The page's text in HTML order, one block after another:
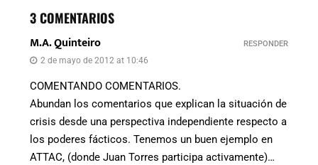
3 COMENTARIOS
M.A. Quinteiro
2 de mayo de 2012 at 10:46
COMENTANDO COMENTARIOS.
Abundan los comentarios que explican la situación de
crisis desde una perspectiva independiente respecto a
los poderes fácticos. Tenemos un buen ejemplo en
ATTAC, (donde Juan Torres participa activamente)…
RESPONDER